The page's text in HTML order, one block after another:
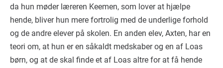
da hun møder læreren Keemen, som lover at hjælpe
hende, bliver hun mere fortrolig med de underlige forhold
og de andre elever på skolen. En anden elev, Axten, har en
teori om, at hun er en såkaldt medskaber og en af Loas
børn, og at de skal finde et af Loas altre for at få hende